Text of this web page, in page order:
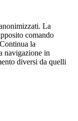
La
comando
la
navigazione in
diversi da quelli